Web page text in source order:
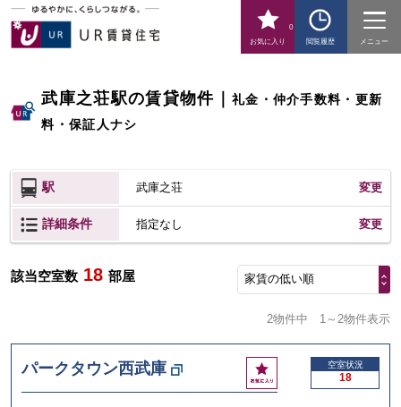
お気に入り
0
閲覧履歴
メニュー
武庫之荘駅の賃貸物件
礼金・仲介手数料・更新
料・保証人ナシ
駅 武庫之荘 変更
詳細条件 指定なし 変更
該当空室数 18 部屋 家賃の低い順
2物件中 1～2物件表示
パークタウン西武庫
お
気
空室状況
18